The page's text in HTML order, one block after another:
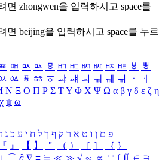
면 zhongwen을 입력하시고 space를
면 beijing을 입력하시고 space를 누르
ㅮ ㅯ ㅰ ㅱ ㅲ ㅳ ㅴ ㅵ ㅶ ㅷ ㅸ
ㅹ
ㆃ ㆄ ㆅ ㆆ ㆇ ㆈ ㆉ ㆊ ㆋ ㆌ ㆍ
ㆎ
Ν Ξ Ο Π Ρ Σ ΤΥ Φ Χ Ψ Ω α β γ δ ε ζ η
χ ψ ω
פ ם ן ו ט א ר ק ף ך ל ח י ע כ ג
『 』 【 】 ＂ （ ） ［ ］ ｛ ｝